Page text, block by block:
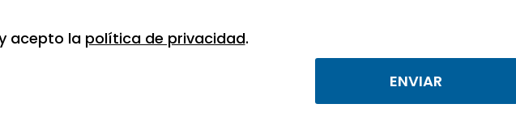
de APTE y sus parques científicos y tecnológicos.
acepto la política de privacidad.